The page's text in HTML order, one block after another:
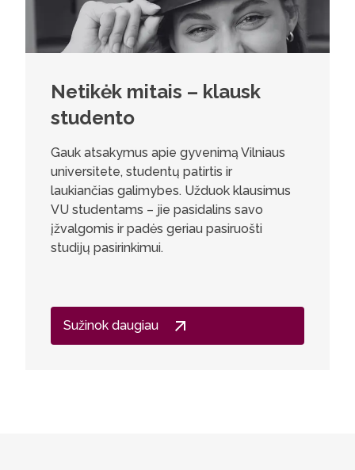
Netikėk mitais – klausk
studento
Gauk atsakymus apie gyvenimą Vilniaus
universitete, studentų patirtis ir
laukiančias galimybes. Užduok klausimus
VU studentams – jie pasidalins savo
įžvalgomis ir padės geriau pasiruošti
studijų pasirinkimui.
Sužinok daugiau